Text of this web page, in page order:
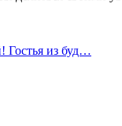
Гостья из буд…